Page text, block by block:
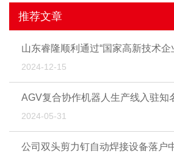
推荐文章
山东睿隆顺利通过“国家高新技术企
2024-12-15
AGV复合协作机器人生产线入驻知
2024-05-31
公司双头剪力钉自动焊接设备落户